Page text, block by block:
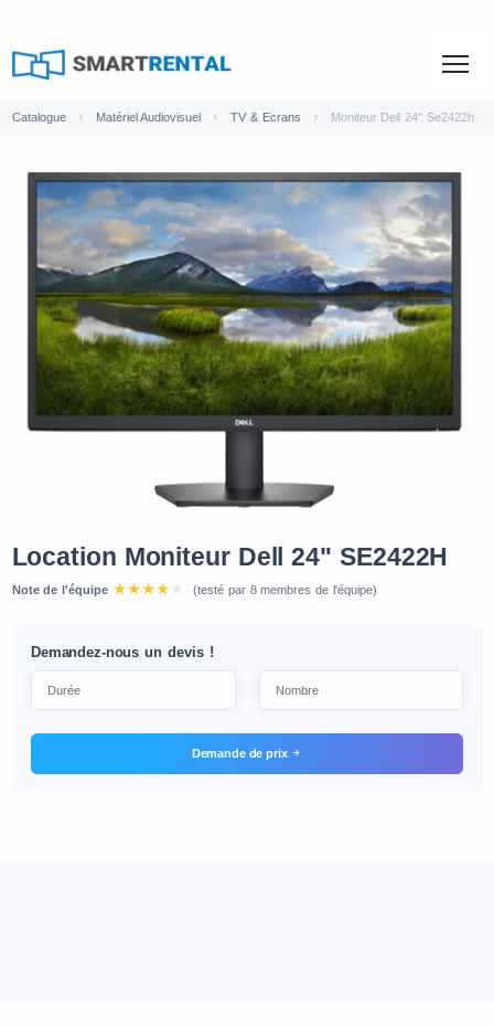
Catalogue Matériel Audiovisuel TV & Ecrans Moniteur Dell 24" Se2422h
Location Moniteur Dell 24" SE2422H
Note de l'équipe (testé par 8 membres de l'équipe)
Demandez-nous un devis !
Demande de prix